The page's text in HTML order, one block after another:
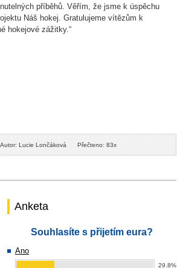
příběhů. Věřím, že jsme k úspěchu
Náš hokej. Gratulujeme vítězům k
hokejové zážitky.“
Autor: Lucie Lončáková Přečteno: 83x
Anketa
Souhlasíte s přijetím eura?
Ano
29.8%